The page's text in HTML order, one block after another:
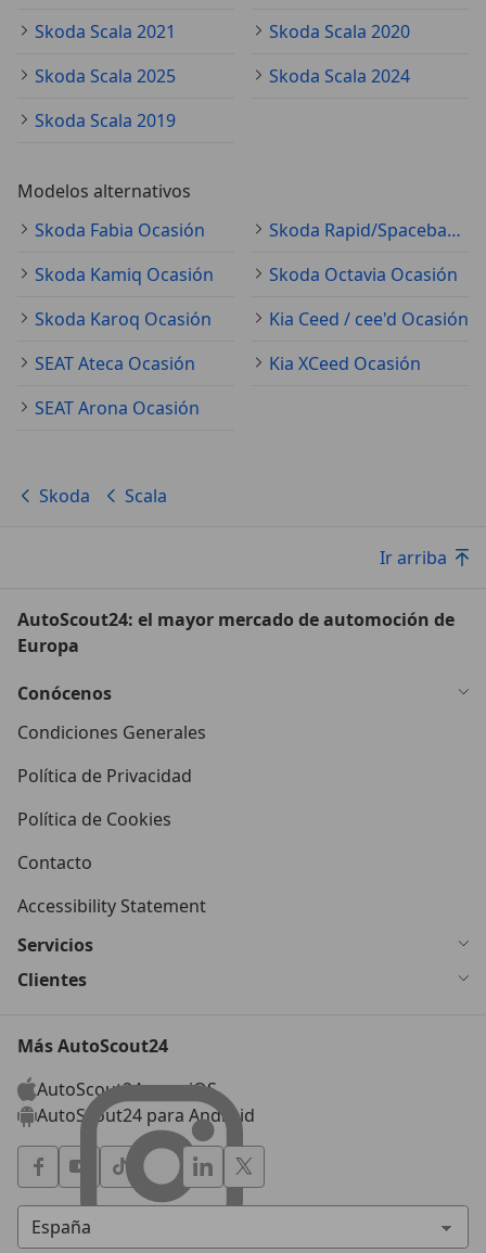
Skoda Scala 2021
Skoda Scala 2020
Skoda Scala 2025
Skoda Scala 2024
Skoda Scala 2019
Modelos alternativos
Skoda Fabia Ocasión
Skoda Rapid/Spaceback Ocasión
Skoda Kamiq Ocasión
Skoda Octavia Ocasión
Skoda Karoq Ocasión
Kia Ceed / cee'd Ocasión
SEAT Ateca Ocasión
Kia XCeed Ocasión
SEAT Arona Ocasión
Skoda Scala
Ir arriba
AutoScout24: el mayor mercado de automoción de
Europa
Conócenos
Condiciones Generales
Política de Privacidad
Política de Cookies
Contacto
Accessibility Statement
Servicios
Clientes
Más AutoScout24
AutoScout24 para iOS
AutoScout24 para Android